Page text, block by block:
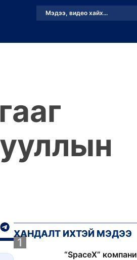
Мэдээ, видео хайх...
ХАНДАЛТ ИХТЭЙ МЭДЭЭ
1
“SpaceX” компани